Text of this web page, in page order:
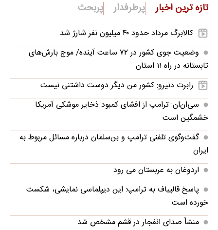
تازه ترین اخبار پرطرفدار پربحث
کالابرگ مرداد حدود ۴۰‌ میلیون نفر شارژ شد
وضعیت جوی کشور در ۷۲ ساعت آینده/ موج بارش‌های
تابستانه در راه ۱۱ استان
رابرت دنیرو: کشور من دیگر دوست داشتنی نیست
سی‌ان‌ان: ترامپ از افشای کمبود ذخایر موشکی آمریکا
خشمگین است
گفت‌وگوی تلفنی ترامپ و بن‌سلمان درباره مسائل مربوط به
ایران
اردوغان به عربستان می رود
پاسخ قالیباف به ترامپ: این دیپلماسی نمایشی، شکست
خورده است
منشأ صدای انفجار در قشم مشخص شد